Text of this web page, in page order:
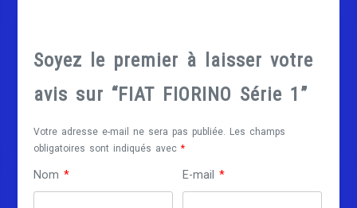
Soyez le premier à laisser votre
avis sur “FIAT FIORINO Série 1”
Votre adresse e-mail ne sera pas publiée.
Les champs
obligatoires sont indiqués avec*
Nom* E-mail*